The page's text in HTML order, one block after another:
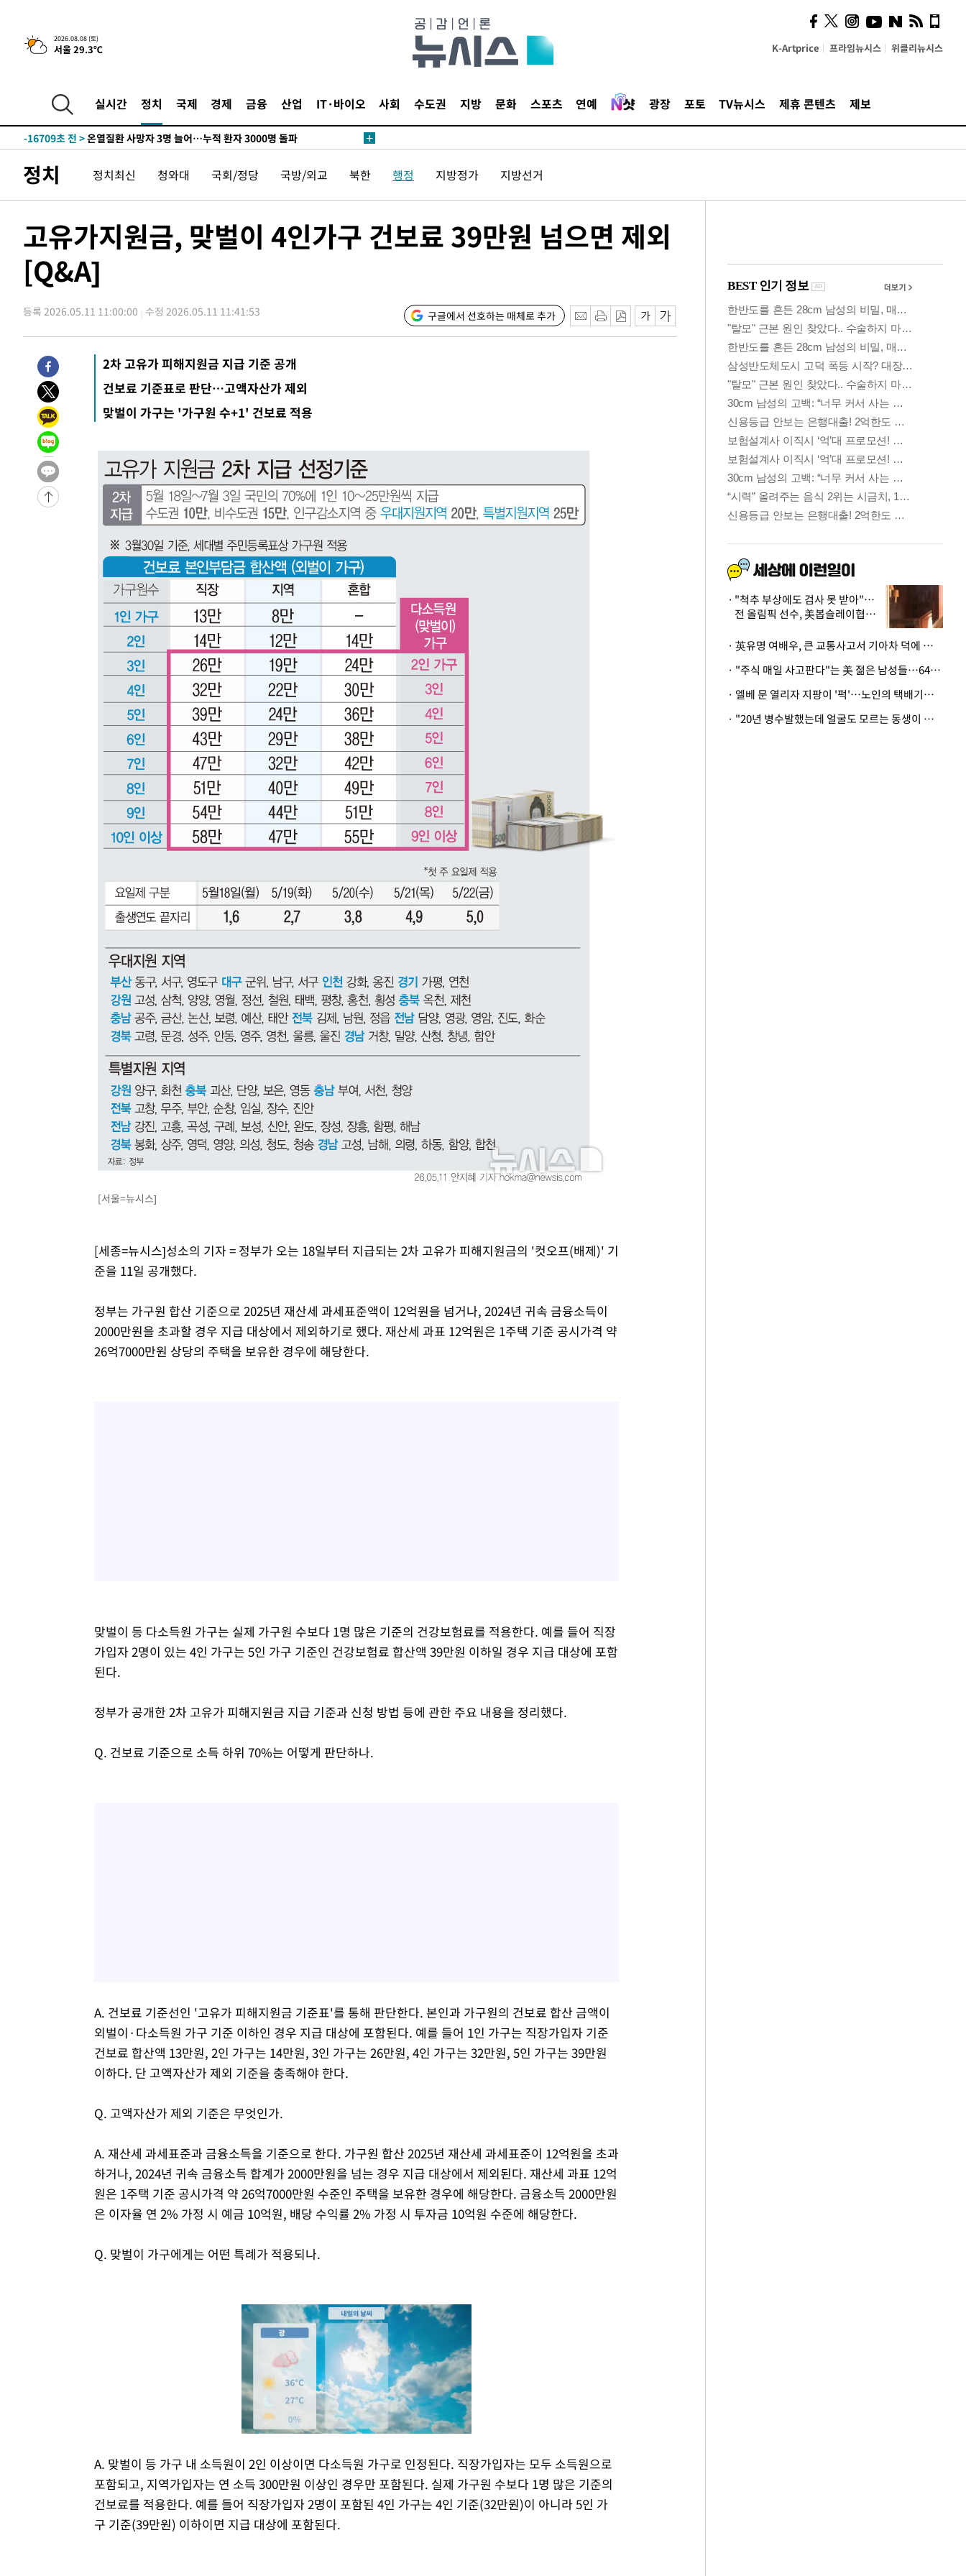
2026.08.08 (토)
서울 29.3℃ K-Artprice 프라임뉴시스 위클리뉴시스
실시간 정치 국제 경제 금융 산업 IT·바이오 사회 수도권 지방 문화 스포츠 연예 광장 포토 TV뉴시스 제휴 콘텐츠 제보
것"
-24914초 전 >[속보]與 당대표 경선, 제주·인천 권리당원 투표 김민석 승리
-17958초 전 >
틀레티코 이적"
-17740초 전 >
수도권 40도 육박 '펄펄'…동해안 일부 지역엔 호의주의보
-16709초 전 >
온열질환 사망자 3명 늘어…누적 환자 3000명 돌파
-10654초 전 >강릉에 시간당 81.4㎜ 물폭탄…도로 잠기고 담벼락 붕괴
-6761초 전 >
백운산서 80년근 천종산삼 9뿌리 발견…감정가 1.3억원
-1381초 전 >여수 오동도 해상서 모터보트 전복…1명 사망·1명 실종
39분 전 >극한폭염 한풀 꺾이지만…'낮 최고 35도' 무더위, 열대야 계속[다음주 날
씨]
1시간 전 >축구협회 "압수수색·성접대 논란 사과…쇄신의 기회로 삼겠다"
5시간 전 >'최고 37도' 폭염 지속…강원동해안 최대 150㎜ 비
6시간 전 >[속보]뉴욕증시 상승 마감…S&P 0.6% 나스닥 1.3%↑
-26230초 전 >
[속보]與최고위원 제주·인천 순회경선…박선원·최민희·서미화·
한민수·김용 순
-26183초 전 > [속보]김민석, 與 전대 당원투표 누적 득표율 45.42%로 1위… 정
청래 44.56%
-25465초 전 >
[속보]與 대표 경선 제주·인천 당원투표…金 47.75%·鄭
42.08%·宋 10.17%
-24999초 전 >
이강인 "아틀레티코 이적 기뻐…등번호 7번 의미보단 팀 위해 뛸
-24934초 전 >
-18708초 전 >
낮 최고 35도 '무더위'…동해안 시간당 30㎜ '강한 비'[내일날씨]
-17978초 전 >
[속보]이강인 "감독님이 원하는 마음 느꼈고, 많은 트로피 원해 아
틀레티코 이적"
-17760초 전 >
수도권 40도 육박 '펄펄'…동해안 일부 지역엔 호의주의보
온열질환 사망자 3명 늘어…누적 환자 3000명 돌파
강릉에 시간당 81.4㎜ 물폭탄…도로 잠기고 담벼락 붕괴
백운산서 80년근 천종산삼 9뿌리 발견…감정가 1.3억원
선재도서 해루질 나섰다 실종 60대, 닷새 만에 숨진 채 발견
남자 농구, 나고야 아시안게임서 '홈팀' 일본과 한일전
여수 오동도 해상서 모터보트 전복…1명 사망·1명 실종
극한폭염 한풀 꺾이지만…'낮 최고 35도' 무더위, 열대야 계속[다음주 날
축구협회 "압수수색·성접대 논란 사과…쇄신의 기회로 삼겠다"
[속보]'압수수색·성접대 논란' 축구협회 "실망과 걱정 안겨드려 죄송"
'최고 37도' 폭염 지속…강원동해안 최대 150㎜ 비
[속보]뉴욕증시 상승 마감…S&P 0.6% 나스닥 1.3%↑
정치 정치최신 청와대 국회/정당 국방/외교 북한 행정 지방정가 지방선거
고유가지원금, 맞벌이 4인가구 건보료 39만원 넘으면 제외
[Q&A]
등록 2026.05.11 11:00:00 수정 2026.05.11 11:41:53 구글에서 선호하는 매체로 추가
2차 고유가 피해지원금 지급 기준 공개
건보료 기준표로 판단…고액자산가 제외
맞벌이 가구는 '가구원 수+1' 건보료 적용
[서울=뉴시스]
[세종=뉴시스]성소의 기자 = 정부가 오는 18일부터 지급되는 2차 고유가 피해지원금의 '컷오프(배제)' 기
준을 11일 공개했다.
정부는 가구원 합산 기준으로 2025년 재산세 과세표준액이 12억원을 넘거나, 2024년 귀속 금융소득이
2000만원을 초과할 경우 지급 대상에서 제외하기로 했다. 재산세 과표 12억원은 1주택 기준 공시가격 약
26억7000만원 상당의 주택을 보유한 경우에 해당한다.
맞벌이 등 다소득원 가구는 실제 가구원 수보다 1명 많은 기준의 건강보험료를 적용한다. 예를 들어 직장
가입자 2명이 있는 4인 가구는 5인 가구 기준인 건강보험료 합산액 39만원 이하일 경우 지급 대상에 포함
된다.
정부가 공개한 2차 고유가 피해지원금 지급 기준과 신청 방법 등에 관한 주요 내용을 정리했다.
Q. 건보료 기준으로 소득 하위 70%는 어떻게 판단하나.
A. 건보료 기준선인 '고유가 피해지원금 기준표'를 통해 판단한다. 본인과 가구원의 건보료 합산 금액이
외벌이·다소득원 가구 기준 이하인 경우 지급 대상에 포함된다. 예를 들어 1인 가구는 직장가입자 기준
건보료 합산액 13만원, 2인 가구는 14만원, 3인 가구는 26만원, 4인 가구는 32만원, 5인 가구는 39만원
이하다. 단 고액자산가 제외 기준을 충족해야 한다.
Q. 고액자산가 제외 기준은 무엇인가.
A. 재산세 과세표준과 금융소득을 기준으로 한다. 가구원 합산 2025년 재산세 과세표준이 12억원을 초과
하거나, 2024년 귀속 금융소득 합계가 2000만원을 넘는 경우 지급 대상에서 제외된다. 재산세 과표 12억
원은 1주택 기준 공시가격 약 26억7000만원 수준인 주택을 보유한 경우에 해당한다. 금융소득 2000만원
은 이자율 연 2% 가정 시 예금 10억원, 배당 수익률 2% 가정 시 투자금 10억원 수준에 해당한다.
Q. 맞벌이 가구에게는 어떤 특례가 적용되나.
Mute
A. 맞벌이 등 가구 내 소득원이 2인 이상이면 다소득원 가구로 인정된다. 직장가입자는 모두 소득원으로
포함되고, 지역가입자는 연 소득 300만원 이상인 경우만 포함된다. 실제 가구원 수보다 1명 많은 기준의
건보료를 적용한다. 예를 들어 직장가입자 2명이 포함된 4인 가구는 4인 기준(32만원)이 아니라 5인 가
구 기준(39만원) 이하이면 지급 대상에 포함된다.
사이 해답 찾았죠"…알을
깨고 나온 '초자아'
"척추 부상에도 검사 못 받아"…
전 올림픽 선수, 美봅슬레이협회
· 英유명 여배우, 큰 교통사고서 기아차 덕에 살았다
· "주식 매일 사고판다"는 美 젊은 남성들…64%가 "나는 인생의 패배자“
· 엘베 문 열리자 지팡이 '퍽'…노인의 택배기사 폭행 이유
· "20년 병수발했는데 얼굴도 모르는 동생이 유산 절반을"…배다른 형제 상속권 있을까